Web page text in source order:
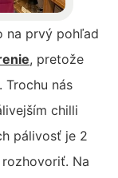
na prvý pohľad
, pretože
Trochu nás
chilli
pálivosť je 2
Na